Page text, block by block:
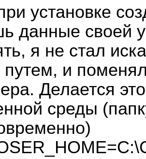
установке
данные своей
я не стал
путем, и
Делается
среды